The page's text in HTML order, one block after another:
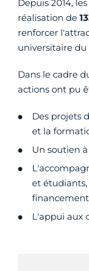
Depuis 2014,
réalisation de
renforcer
universitaire
Dans le cadre
actions ont pu
Des projets
et la
Un soutien
et étudiants,
L'appui aux